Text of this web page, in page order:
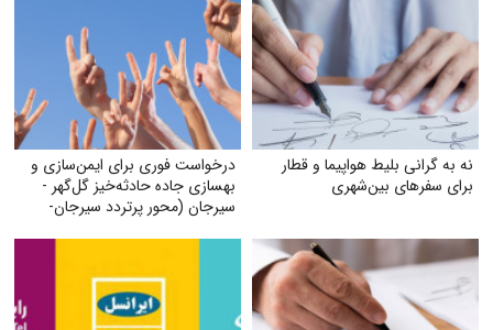
نه به گرانی بلیط هواپیما و قطار
برای سفرهای بین‌شهری
درخواست فوری برای ایمن‌سازی و
بهسازی جاده حادثه‌خیز گل‌گهر -
سیرجان (محور پرتردد سیرجان-